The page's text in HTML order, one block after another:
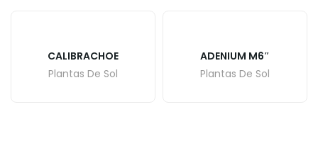
CALIBRACHOE
Plantas De Sol
ADENIUM M6″
Plantas De Sol